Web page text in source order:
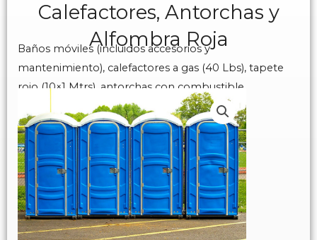
Calefactores, Antorchas y
Alfombra Roja
Baños móviles (incluidos accesorios y
mantenimiento), calefactores a gas (40 Lbs), tapete
rojo (10×1 Mtrs), antorchas con combustible.